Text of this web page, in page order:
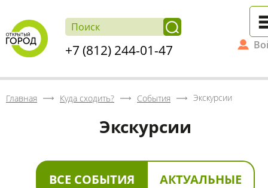
+7 (812) 244-01-47
Главная Куда сходить? События Экскурсии
Экскурсии
ВСЕ СОБЫТИЯ АКТУАЛЬНЫЕ